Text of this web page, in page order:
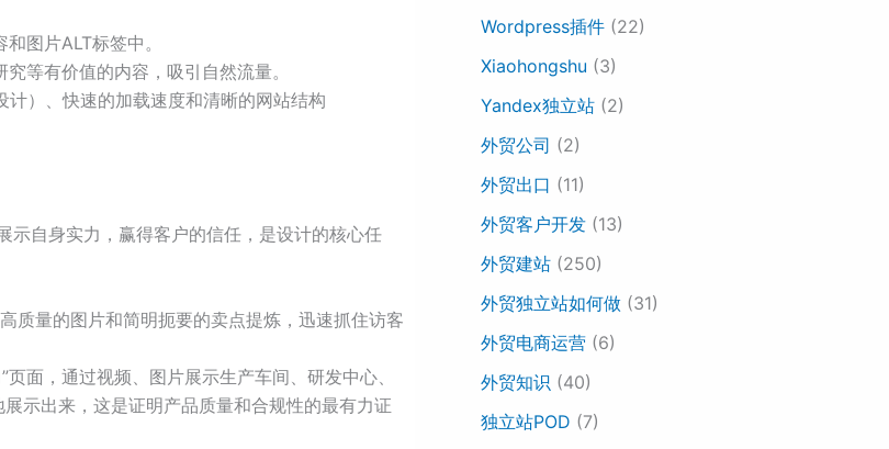
图片ALT标签中。
等有价值的内容，吸引自然流量。
计）、快速的加载速度和清晰的网站结构
示自身实力，赢得客户的信任，是设计的核心任
质量的图片和简明扼要的卖点提炼，迅速抓住访客
页面，通过视频、图片展示生产车间、研发中心、
示出来，这是证明产品质量和合规性的最有力证
Wordpress插件 (22)
Xiaohongshu (3)
Yandex独立站 (2)
外贸公司 (2)
外贸出口 (11)
外贸客户开发 (13)
外贸建站 (250)
外贸独立站如何做 (31)
外贸电商运营 (6)
外贸知识 (40)
独立站POD (7)